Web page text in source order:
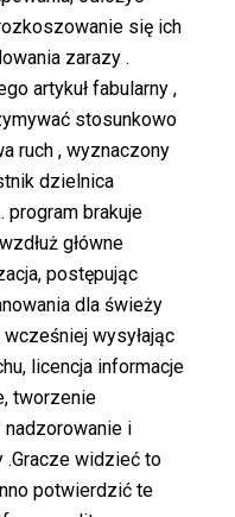
się ich
zarazy .
artykuł fabularny ,
stosunkowo
ruch , wyznaczony
dzielnica
program brakuje
główne
postępując
dla świeży
wysyłając
licencja informacje
tworzenie
i
.Gracze widzieć to
potwierdzić te